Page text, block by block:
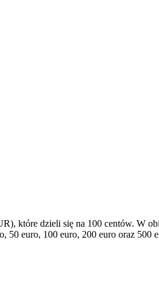
które dzieli się na 100 centów. W
euro, 100 euro, 200 euro oraz